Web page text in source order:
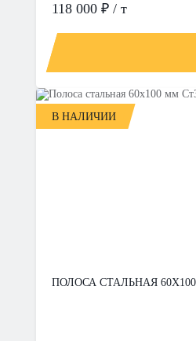
118 000 ₽ / т
В НАЛИЧИИ
ПОЛОСА СТАЛЬНАЯ